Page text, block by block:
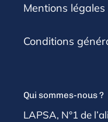
Mentions légales
Conditions
Qui sommes-nous ?
LAPSA, N°1 de